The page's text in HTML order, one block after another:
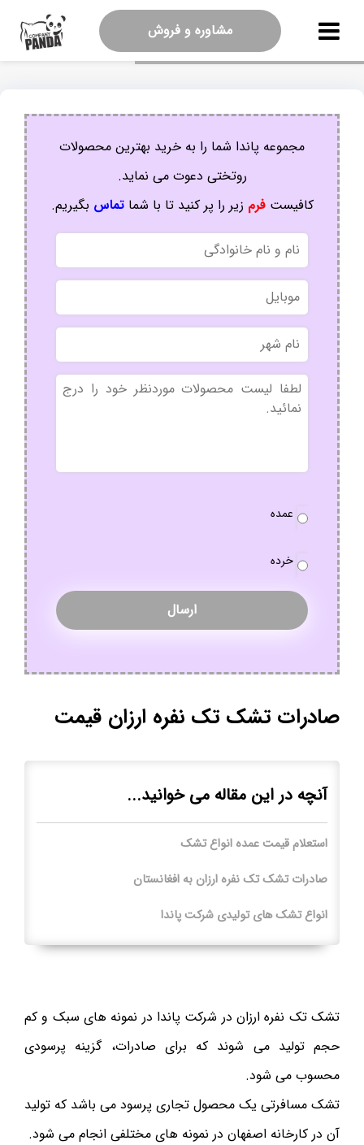
مشاوره و فروش
مجموعه پاندا شما را به خرید بهترین محصولات
روتختی دعوت می نماید.
کافیستفرم زیر را پر کنید تا با شماتماس بگیریم.
نام
و
نام
خانوادگی
موبایل
نام
شهر
بدون
عنوان
سفارش
عمده
خرده
صادرات تشک تک نفره ارزان قیمت
آنچه در این مقاله می خوانید...
استعلام قیمت عمده انواع تشک
صادرات تشک تک نفره ارزان به افغانستان
انواع تشک های تولیدی شرکت پاندا
تشک تک نفره ارزان در شرکت پاندا در نمونه های سبک و کم
حجم تولید می شوند که برای صادرات، گزینه پرسودی
محسوب می شود.
تشک مسافرتی یک محصول تجاری پرسود می باشد که تولید
آن در کارخانه اصفهان در نمونه های مختلفی انجام می شود.